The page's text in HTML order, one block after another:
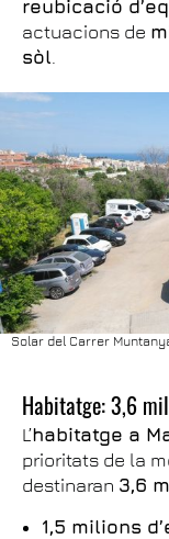
reubicació
actuacions de
sòl
Solar del Carrer
Habitatge: 3,6
L’habitatge a
prioritats de la
destinaran 3,6
1,5 milions